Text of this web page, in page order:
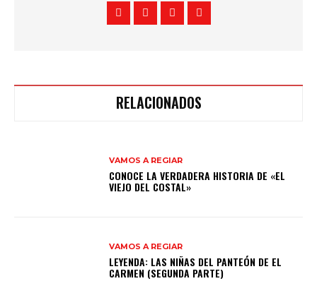
RELACIONADOS
VAMOS A REGIAR
CONOCE LA VERDADERA HISTORIA DE «EL
VIEJO DEL COSTAL»
VAMOS A REGIAR
LEYENDA: LAS NIÑAS DEL PANTEÓN DE EL
CARMEN (SEGUNDA PARTE)